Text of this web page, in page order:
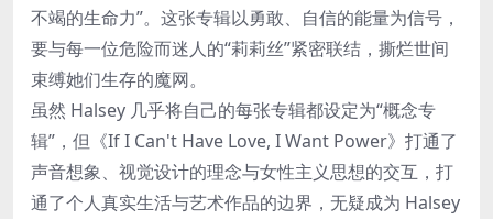
不竭的生命力”。这张专辑以勇敢、自信的能量为信号，
要与每一位危险而迷人的“莉莉丝”紧密联结，撕烂世间
束缚她们生存的魔网。
虽然 Halsey 几乎将自己的每张专辑都设定为“概念专
辑”，但《If I Can't Have Love, I Want Power》打通了
声音想象、视觉设计的理念与女性主义思想的交互，打
通了个人真实生活与艺术作品的边界，无疑成为 Halsey